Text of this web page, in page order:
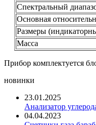
Спектральный
Основная
Размеры
Масса
Прибор комплектуется
новинки
23.01.2025
Анализатор
04.04.2023